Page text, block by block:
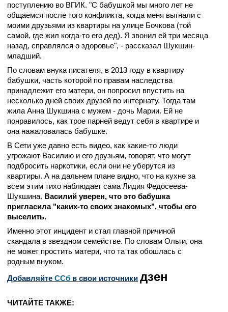
поступлению во ВГИК. "С бабушкой мы много лет не
общаемся после того конфликта, когда меня выгнали с
моими друзьями из квартиры на улице Бочкова (той
самой, где жил когда-то его дед). Я звонил ей три месяца
назад, справлялся о здоровье", - рассказал Шукшин-
младший.
По словам внука писателя, в 2013 году в квартиру
бабушки, часть которой по правам наследства
принадлежит его матери, он попросил впустить на
несколько дней своих друзей по интернату. Тогда там
жила Анна Шукшина с мужем - дочь Марии. Ей не
понравилось, как трое парней ведут себя в квартире и
она нажаловалась бабушке.
В Сети уже давно есть видео, как какие-то люди
угрожают Василию и его друзьям, говорят, что могут
подбросить наркотики, если они не уберутся из
квартиры. А на дальнем плане видно, что на кухне за
всем этим тихо наблюдает сама Лидия Федосеева-
Шукшина. Василий уверен, что это бабушка
пригласила "каких-то своих знакомых", чтобы его
выселить.
Именно этот инцидент и стал главной причиной
скандала в звездном семействе. По словам Ольги, она
не может простить матери, что та так обошлась с
родным внуком.
Добавляйте CСб в свои источники дзен
ЧИТАЙТЕ ТАКЖЕ: